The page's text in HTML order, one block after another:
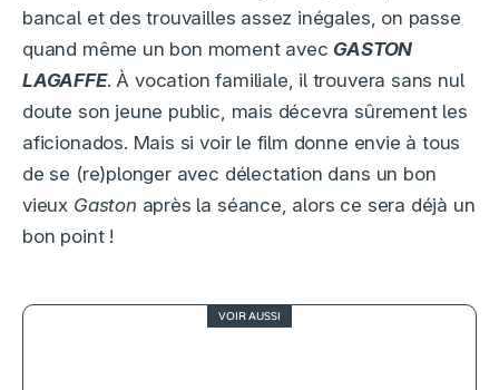
bancal et des trouvailles assez inégales, on passe
quand même un bon moment avec GASTON
LAGAFFE. À vocation familiale, il trouvera sans nul
doute son jeune public, mais décevra sûrement les
aficionados. Mais si voir le film donne envie à tous
de se (re)plonger avec délectation dans un bon
vieux Gaston après la séance, alors ce sera déjà un
bon point !
VOIR AUSSI